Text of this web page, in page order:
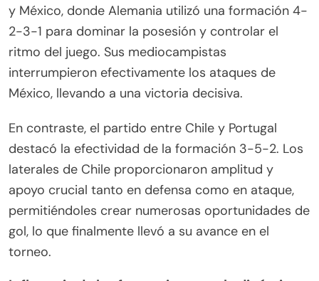
y México, donde Alemania utilizó una formación 4-
2-3-1 para dominar la posesión y controlar el
ritmo del juego. Sus mediocampistas
interrumpieron efectivamente los ataques de
México, llevando a una victoria decisiva.
En contraste, el partido entre Chile y Portugal
destacó la efectividad de la formación 3-5-2. Los
laterales de Chile proporcionaron amplitud y
apoyo crucial tanto en defensa como en ataque,
permitiéndoles crear numerosas oportunidades de
gol, lo que finalmente llevó a su avance en el
torneo.